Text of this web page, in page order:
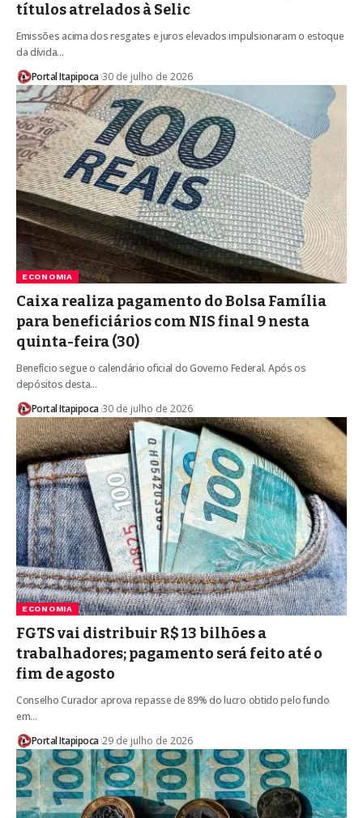
títulos atrelados à Selic
Emissões acima dos resgates e juros elevados impulsionaram o estoque
da dívida…
Portal Itapipoca 30 de julho de 2026
ECONOMIA
Caixa realiza pagamento do Bolsa Família
para beneficiários com NIS final 9 nesta
quinta-feira (30)
Benefício segue o calendário oficial do Governo Federal. Após os
depósitos desta…
Portal Itapipoca 30 de julho de 2026
ECONOMIA
FGTS vai distribuir R$ 13 bilhões a
trabalhadores; pagamento será feito até o
fim de agosto
Conselho Curador aprova repasse de 89% do lucro obtido pelo fundo
em…
Portal Itapipoca 29 de julho de 2026